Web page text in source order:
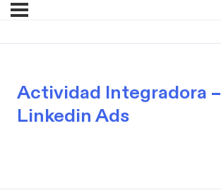
Actividad Integradora –
Linkedin Ads